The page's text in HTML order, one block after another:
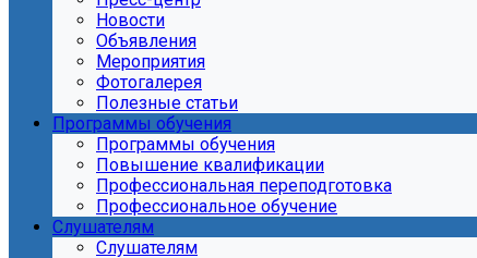
Новости
Объявления
Мероприятия
Фотогалерея
Полезные статьи
Программы обучения
Программы обучения
Повышение квалификации
Профессиональная переподготовка
Профессиональное обучение
Слушателям
Слушателям